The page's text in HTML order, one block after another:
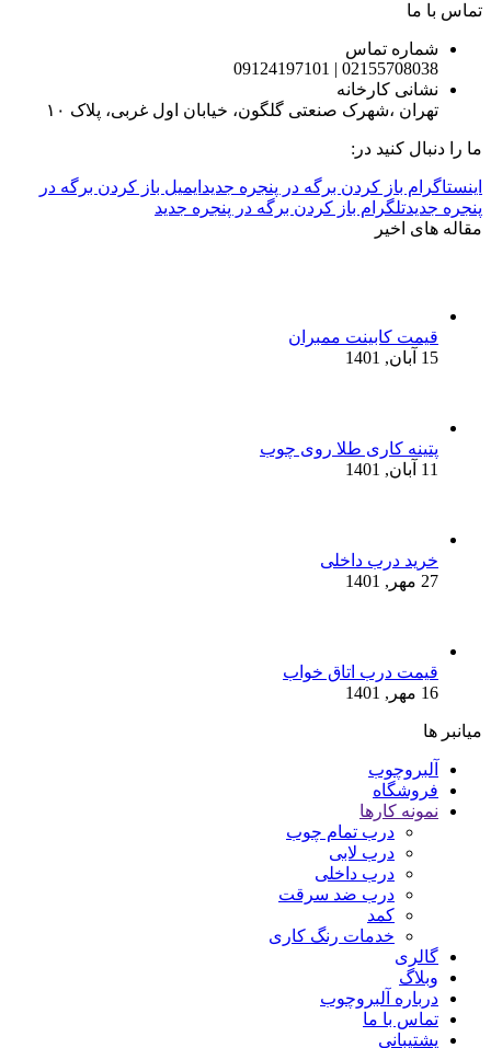
تماس با ما
شماره تماس
02155708038 | 09124197101
نشانی کارخانه
تهران ،شهرک صنعتی گلگون، خیابان اول غربی، پلاک ۱۰
ما را دنبال کنید در:
اینستاگرام باز کردن برگه در پنجره جدید ایمیل باز کردن برگه در
پنجره جدیدتلگرام باز کردن برگه در پنجره جدید
مقاله های اخیر
قیمت کابینت ممبران
15 آبان, 1401
پتینه کاری طلا روی چوب
11 آبان, 1401
خرید درب داخلی
27 مهر, 1401
قیمت درب اتاق خواب
16 مهر, 1401
میانبر ها
آلبروچوب
فروشگاه
نمونه کارها
درب تمام چوب
درب لابی
درب داخلی
درب ضد سرقت
کمد
خدمات رنگ کاری
گالری
وبلاگ
درباره آلبروچوب
تماس با ما
پشتیبانی